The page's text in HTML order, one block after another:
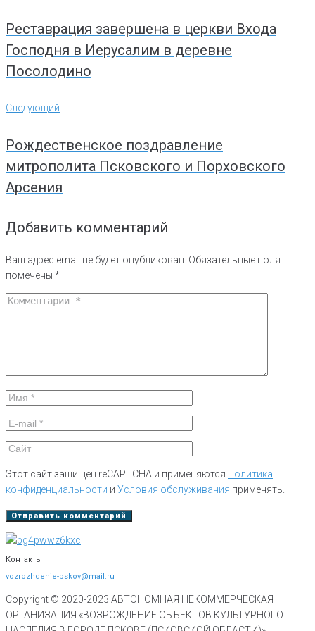
Реставрация завершена в церкви Входа
Господня в Иерусалим в деревне
Посолодино
Следующий
Следующий
Рождественское поздравление
митрополита Псковского и Порховского
Арсения
Добавить комментарий
Ваш адрес email не будет опубликован. Обязательные поля
помечены *
Этот сайт защищен reCAPTCHA и применяются Политика
конфиденциальности и Условия обслуживания применять.
Контакты
vozrozhdenie-pskov@mail.ru
Copyright © 2020-2023 АВТОНОМНАЯ НЕКОММЕРЧЕСКАЯ
ОРГАНИЗАЦИЯ «ВОЗРОЖДЕНИЕ ОБЪЕКТОВ КУЛЬТУРНОГО